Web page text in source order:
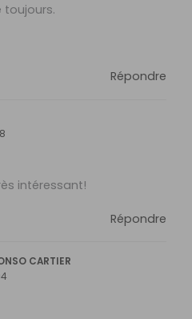
toujours.
Répondre
intéressant!
Répondre
CARTIER